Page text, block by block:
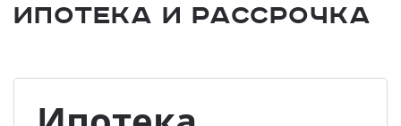
Ипотека и Рассрочка